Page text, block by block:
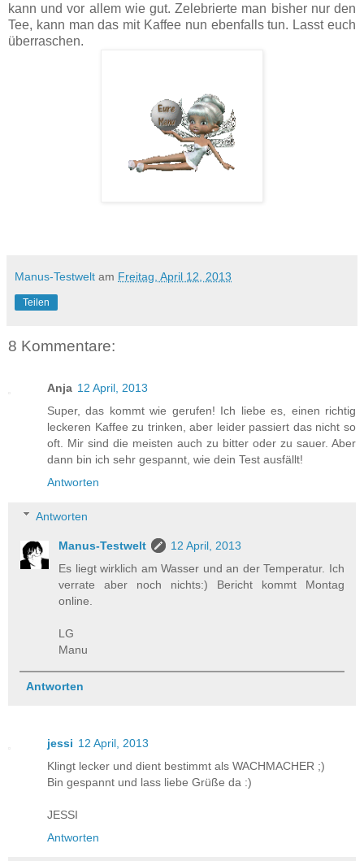
kann und vor allem wie gut. Zelebrierte man bisher nur den
Tee, kann man das mit Kaffee nun ebenfalls tun. Lasst euch
überraschen.
Manus-Testwelt am Freitag, April 12, 2013
Teilen
8 Kommentare:
Anja 12 April, 2013
Super, das kommt wie gerufen! Ich liebe es, einen richtig
leckeren Kaffee zu trinken, aber leider passiert das nicht so
oft. Mir sind die meisten auch zu bitter oder zu sauer. Aber
dann bin ich sehr gespannt, wie dein Test ausfällt!
Antworten
Antworten
Manus-Testwelt
12 April, 2013
Es liegt wirklich am Wasser und an der Temperatur. Ich
verrate aber noch nichts:) Bericht kommt Montag
online.
LG
Manu
Antworten
jessi 12 April, 2013
Klingt lecker und dient bestimmt als WACHMACHER ;)
Bin gespannt und lass liebe Grüße da :)
JESSI
Antworten